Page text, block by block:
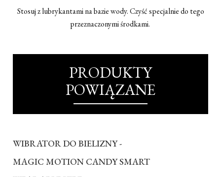
Stosuj z lubrykantami na bazie wody. Czyść specjalnie do tego
przeznaczonymi środkami.
PRODUKTY
POWIĄZANE
WIBRATOR DO BIELIZNY -
MAGIC MOTION CANDY SMART